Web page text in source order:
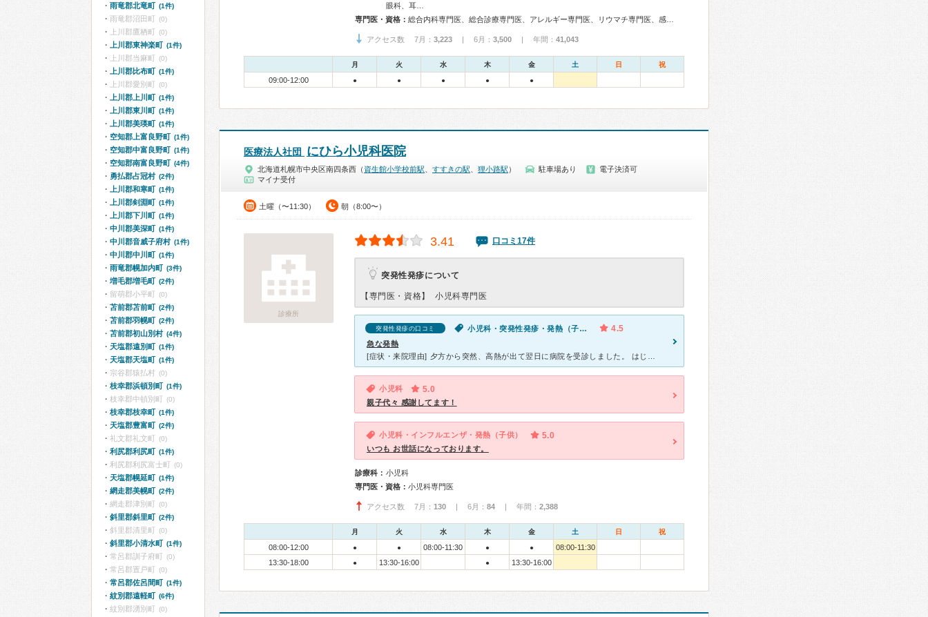
眼科、耳…
専門医・資格：
アクセス数 7月： 3,223 | 6月： 3,500 | 年間： 41,043
月 火 水 木 金 土 日 祝
09:00-12:00 ● ● ● ● ●
医療法人社団 にひら小児科医院
北海道札幌市中央区南四条西（ 資生館小学校前駅 すすきの駅 狸小路駅 ） 駐車場あり
電子決済可
マイナ受付
土曜（〜11:30） 朝（8:00〜）
診療所
3.41 口コミ17件
突発性発疹について
【専門医・資格】 小児科専門医
突発性発疹の口コミ 小児科・突発性発疹・発熱（子供） 4.5
急な発熱
小児科 5.0
親子代々 感謝してます！
小児科・インフルエンザ・発熱（子供） 5.0
いつも お世話になっております。
診療科： 小児科
専門医・資格： 小児科専門医
アクセス数 7月： 130 | 6月： 84 | 年間： 2,388
月 火 水 木 金 土 日 祝
08:00-12:00 ● ● 08:00-11:30 ● ●
08:00-11:30
13:30-18:00
● 13:30-16:00 ● 13:30-16:00
雨竜郡北竜町 (1件)
雨竜郡沼田町 (0)
上川郡鷹栖町 (0)
上川郡東神楽町 (1件)
上川郡当麻町 (0)
上川郡比布町 (1件)
上川郡愛別町 (0)
上川郡上川町 (1件)
上川郡東川町 (1件)
上川郡美瑛町 (1件)
空知郡上富良野町 (1件)
空知郡中富良野町 (1件)
空知郡南富良野町 (4件)
勇払郡占冠村 (2件)
上川郡和寒町 (1件)
上川郡剣淵町 (1件)
上川郡下川町 (1件)
中川郡美深町 (1件)
中川郡音威子府村 (1件)
中川郡中川町 (1件)
雨竜郡幌加内町 (3件)
増毛郡増毛町 (2件)
留萌郡小平町 (0)
苫前郡苫前町 (2件)
苫前郡羽幌町 (2件)
苫前郡初山別村 (4件)
天塩郡遠別町 (1件)
天塩郡天塩町 (1件)
宗谷郡猿払村 (0)
枝幸郡浜頓別町 (1件)
枝幸郡中頓別町 (0)
枝幸郡枝幸町 (1件)
天塩郡豊富町 (2件)
礼文郡礼文町 (0)
利尻郡利尻町 (1件)
利尻郡利尻富士町 (0)
天塩郡幌延町 (1件)
網走郡美幌町 (2件)
網走郡津別町 (0)
斜里郡斜里町 (2件)
斜里郡清里町 (0)
斜里郡小清水町 (1件)
常呂郡訓子府町 (0)
常呂郡置戸町 (0)
常呂郡佐呂間町 (1件)
紋別郡遠軽町 (6件)
紋別郡湧別町 (0)